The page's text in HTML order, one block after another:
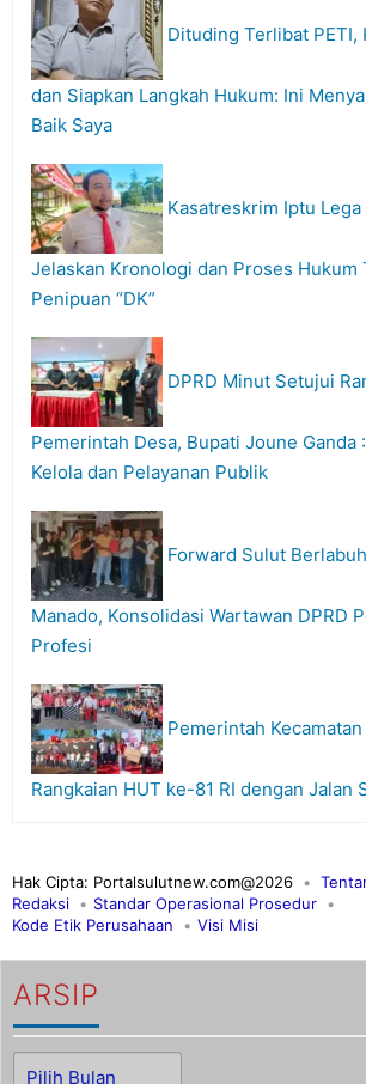
Dituding Terlibat PETI,
dan Siapkan Langkah Hukum: Ini
Baik Saya
Kasatreskrim Iptu
Jelaskan Kronologi dan Proses Hukum
Penipuan “DK”
DPRD Minut Setujui
Pemerintah Desa, Bupati Joune Ganda
Kelola dan Pelayanan Publik
Forward Sulut
Manado, Konsolidasi Wartawan DPRD
Profesi
Pemerintah
Rangkaian HUT ke-81 RI dengan Jalan
Hak Cipta: Portalsulutnew.com@2026
Redaksi
Standar Operasional Prosedur
Kode Etik Perusahaan
Visi Misi
ARSIP
Arsip